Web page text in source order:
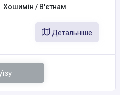
Хошимін / В'єтнам
Детальніше